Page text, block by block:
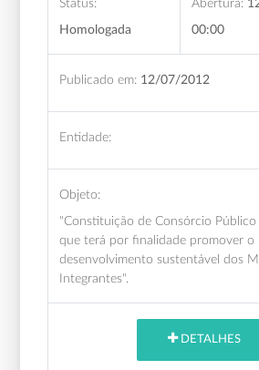
Status:
Homologada
Abertura:
00:00
Publicado em: 12/07/2012
Entidade:
Objeto:
"Constituição de Consórcio Público
que terá por finalidade promover o
desenvolvimento sustentável dos
Integrantes".
DETALHES